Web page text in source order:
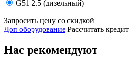
G51 2.5 (дизельный)
Запросить цену со скидкой
Доп оборудование Рассчитать кредит
Нас рекомендуют